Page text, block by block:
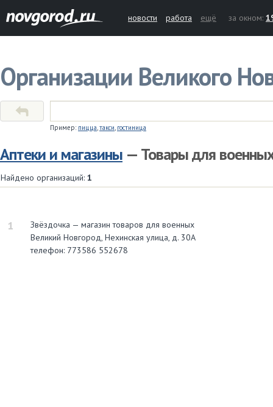
новости работа ещё за окном:
Организации Великого
Пример: пицца,такси, гостиница
Аптеки и магазины — Товары для
Найдено организаций: 1
1
Звёздочка — магазин товаров для военных
Великий Новгород, Нехинская улица, д. 30А
телефон: 773586 552678